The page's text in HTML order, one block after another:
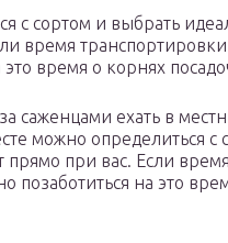
с сортом и выбрать
время транспортировки
время о корнях
саженцами ехать в
можно определиться
при вас. Если
позаботиться на это